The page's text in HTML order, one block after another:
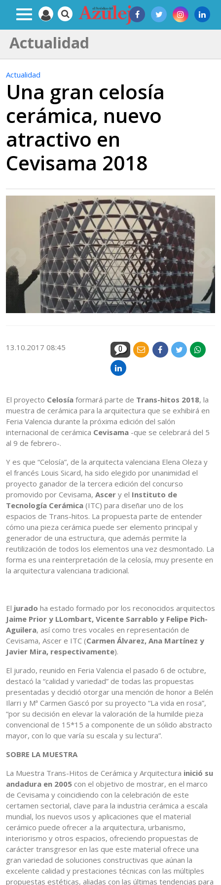
Actualidad
Actualidad
Una gran celosía
cerámica, nuevo
atractivo en
Cevisama 2018
13.10.2017 08:45 0
El proyecto Celosía formará parte de Trans-hitos 2018, la
muestra de cerámica para la arquitectura que se exhibirá en
Feria Valencia durante la próxima edición del salón
internacional de cerámica Cevisama -que se celebrará del 5
al 9 de febrero-.
Y es que “Celosía”, de la arquitecta valenciana Elena Oleza y
el francés Louis Sicard, ha sido elegido por unanimidad el
proyecto ganador de la tercera edición del concurso
promovido por Cevisama, Ascer y el Instituto de
Tecnología Cerámica (ITC) para diseñar uno de los
espacios de Trans-hitos. La propuesta parte de entender
cómo una pieza cerámica puede ser elemento principal y
generador de una estructura, que además permite la
reutilización de todos los elementos una vez desmontado. La
forma es una reinterpretación de la celosía, muy presente en
la arquitectura valenciana tradicional.
El jurado ha estado formado por los reconocidos arquitectos
Jaime Prior y LLombart, Vicente Sarrablo y Felipe Pich-
Aguilera, así como tres vocales en representación de
Cevisama, Ascer e ITC (Carmen Álvarez, Ana Martínez y
Javier Mira, respectivamente).
El jurado, reunido en Feria Valencia el pasado 6 de octubre,
destacó la “calidad y variedad” de todas las propuestas
presentadas y decidió otorgar una mención de honor a Belén
Ilarri y Mª Carmen Gascó por su proyecto “La vida en rosa”,
“por su decisión en elevar la valoración de la humilde pieza
convencional de 15*15 a componente de un sólido abstracto
mayor, con lo que varía su escala y su lectura”.
SOBRE LA MUESTRA
La Muestra Trans-Hitos de Cerámica y Arquitectura inició su
andadura en 2005 con el objetivo de mostrar, en el marco
de Cevisama y coincidiendo con la celebración de este
certamen sectorial, clave para la industria cerámica a escala
mundial, los nuevos usos y aplicaciones que el material
cerámico puede ofrecer a la arquitectura, urbanismo,
interiorismo y otros espacios, ofreciendo propuestas de
carácter transgresor en las que este material ofrece una
gran variedad de soluciones constructivas que aúnan la
excelente calidad y prestaciones técnicas con las múltiples
propuestas estéticas, aliadas con las últimas tendencias para